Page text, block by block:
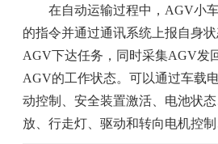
在自动运输过程中，AGV小
的指令并通过通讯系统上报自身
AGV下达任务，同时采集AGV发
AGV的工作状态。可以通过车载
动控制、安全装置激活、电池状
放、行走灯、驱动和转向电机控制